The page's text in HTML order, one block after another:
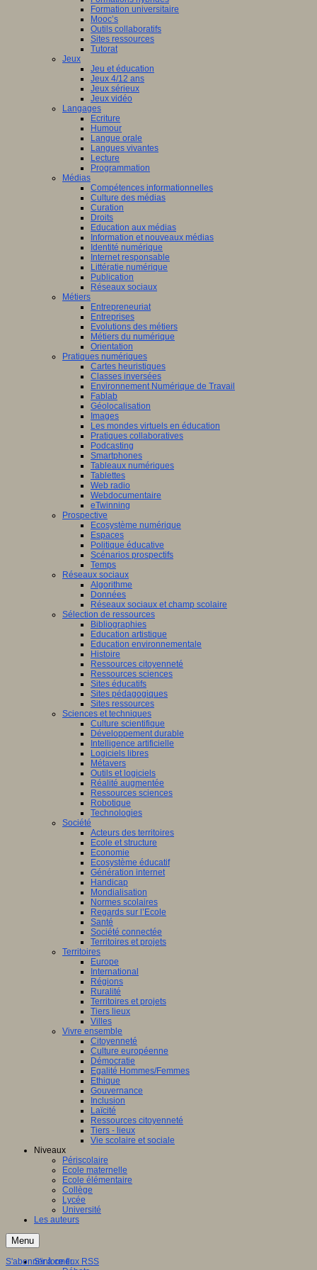
Formation universitaire
Mooc’s
Outils collaboratifs
Sites ressources
Tutorat
Jeux
Jeu et éducation
Jeux 4/12 ans
Jeux sérieux
Jeux vidéo
Langages
Ecriture
Humour
Langue orale
Langues vivantes
Lecture
Programmation
Médias
Compétences informationnelles
Culture des médias
Curation
Droits
Education aux médias
Information et nouveaux médias
Identité numérique
Internet responsable
Littératie numérique
Publication
Réseaux sociaux
Métiers
Entrepreneuriat
Entreprises
Evolutions des métiers
Métiers du numérique
Orientation
Pratiques numériques
Cartes heuristiques
Classes inversées
Environnement Numérique de Travail
Fablab
Géolocalisation
Images
Les mondes virtuels en éducation
Pratiques collaboratives
Podcasting
Smartphones
Tableaux numériques
Tablettes
Web radio
Webdocumentaire
eTwinning
Prospective
Ecosystème numérique
Espaces
Politique éducative
Scénarios prospectifs
Temps
Réseaux sociaux
Algorithme
Données
Réseaux sociaux et champ scolaire
Sélection de ressources
Bibliographies
Education artistique
Education environnementale
Histoire
Ressources citoyenneté
Ressources sciences
Sites éducatifs
Sites pédagogiques
Sites ressources
Sciences et techniques
Culture scientifique
Développement durable
Intelligence artificielle
Logiciels libres
Métavers
Outils et logiciels
Réalité augmentée
Ressources sciences
Robotique
Technologies
Société
Acteurs des territoires
Ecole et structure
Economie
Ecosystème éducatif
Génération internet
Handicap
Mondialisation
Normes scolaires
Regards sur l’Ecole
Santé
Société connectée
Territoires et projets
Territoires
Europe
International
Régions
Ruralité
Territoires et projets
Tiers lieux
Villes
Vivre ensemble
Citoyenneté
Culture européenne
Démocratie
Egalité Hommes/Femmes
Ethique
Gouvernance
Inclusion
Laïcité
Ressources citoyenneté
Tiers - lieux
Vie scolaire et sociale
Niveaux
Périscolaire
Ecole maternelle
Ecole élémentaire
Collège
Lycée
Université
Les auteurs
Menu
S'informer
S'abonner à ce flux RSS